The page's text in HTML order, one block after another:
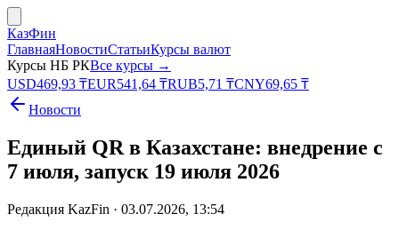
КазФин
ГлавнаяНовостиСтатьиКурсы валют
Курсы НБ РКВсе курсы →
USD469,93 ₸EUR541,64 ₸RUB5,71 ₸CNY69,65 ₸
Новости
Единый QR в Казахстане: внедрение с
7 июля, запуск 19 июля 2026
Редакция KazFin · 03.07.2026, 13:54